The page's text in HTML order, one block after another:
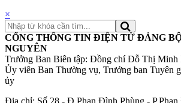
×
CỔNG THÔNG TIN ĐIỆN TỬ ĐẢNG
NGUYÊN
Trưởng Ban Biên tập: Đồng chí Đỗ Thị Minh
Ủy viên Ban Thường vụ, Trưởng ban Tuyên
ủy